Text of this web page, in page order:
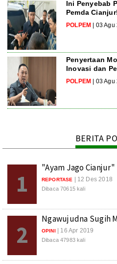
Ini Penyebab
Pemda
POLPEM | 03
Penyertaan
Inovasi dan
POLPEM | 03
BERITA
1
"Ayam Jago Cianjur"
REPORTASE | 12 Des 2018
Dibaca 70615 kali
2
Ngawujudna Sugih
OPINI | 16 Apr 2019
Dibaca 47983 kali